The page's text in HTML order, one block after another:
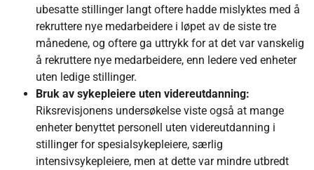
ubesatte stillinger langt oftere hadde mislyktes med å
rekruttere nye medarbeidere i løpet av de siste tre
månedene, og oftere ga uttrykk for at det var vanskelig
å rekruttere nye medarbeidere, enn ledere ved enheter
uten ledige stillinger.
Bruk av sykepleiere uten videreutdanning:
Riksrevisjonens undersøkelse viste også at mange
enheter benyttet personell uten videreutdanning i
stillinger for spesialsykepleiere, særlig
intensivsykepleiere, men at dette var mindre utbredt